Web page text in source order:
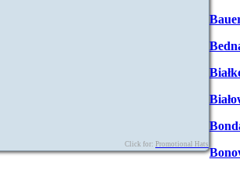
Click for: Promotional Hats